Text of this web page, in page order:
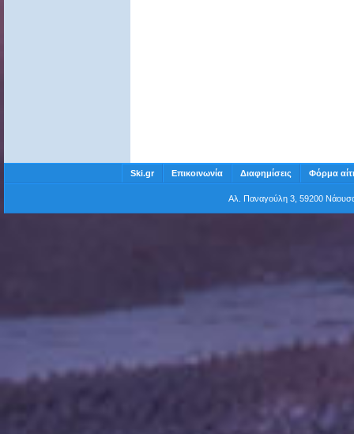
Ski.gr Επικοινωνία Διαφημίσεις Φόρμα
Αλ. Παναγούλη 3, 59200